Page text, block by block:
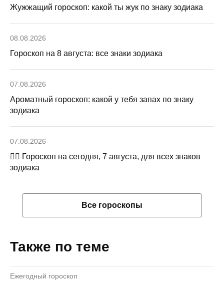
Жужжащий гороскоп: какой ты жук по знаку зодиака
08.08.2026
Гороскоп на 8 августа: все знаки зодиака
07.08.2026
Ароматный гороскоп: какой у тебя запах по знаку
зодиака
07.08.2026
🧙‍♀ Гороскоп на сегодня, 7 августа, для всех знаков
зодиака
Все гороскопы
Также по теме
Ежегодный гороскоп